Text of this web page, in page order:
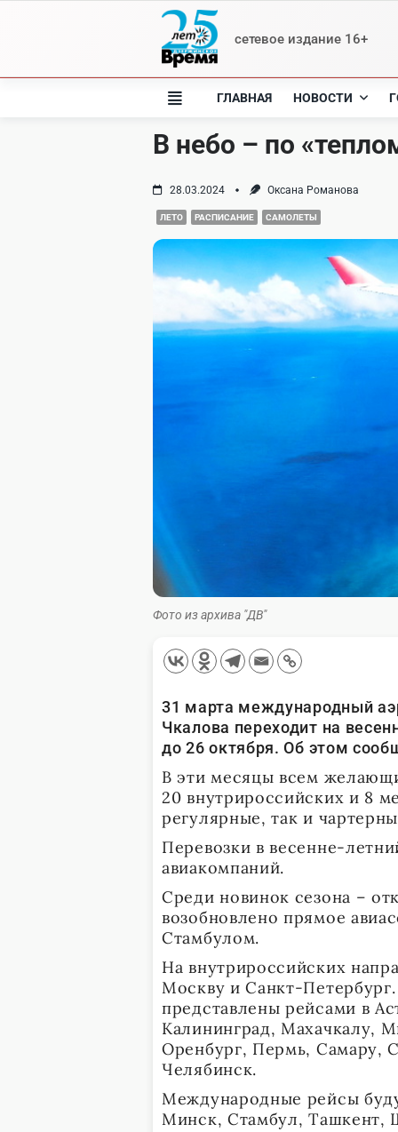
сетевое издание 16+
ГЛАВНАЯ НОВОСТИ
В небо – по
28.03.2024 Оксана Романова
ЛЕТО РАСПИСАНИЕ САМОЛЕТЫ
Фото из архива "ДВ"
31 марта международный
Чкалова переходит на
до 26 октября. Об этом
В эти месяцы всем
20 внутрироссийских и 8
регулярные, так и
Перевозки в весенне-
авиакомпаний.
Среди новинок сезона –
возобновлено прямое
Стамбулом.
На внутрироссийских
Москву и Санкт-
представлены рейсами в
Калининград, Махачкалу,
Оренбург, Пермь, Самару,
Челябинск.
Международные рейсы
Минск, Стамбул, Ташкент,